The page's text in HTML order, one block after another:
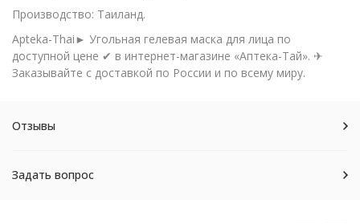
Производство: Таиланд.
Apteka-Thai► Угольная гелевая маска для лица по
доступной цене ✔ в интернет-магазине «Аптека-Тай». ✈
Заказывайте с доставкой по России и по всему миру.
Отзывы
Задать вопрос